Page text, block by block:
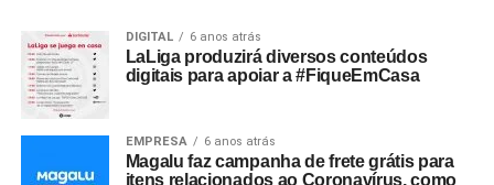
DIGITAL 6 anos atrás
LaLiga produzirá diversos conteúdos
digitais para apoiar a #FiqueEmCasa
EMPRESA 6 anos atrás
Magalu faz campanha de frete grátis para
itens relacionados ao Coronavírus, como